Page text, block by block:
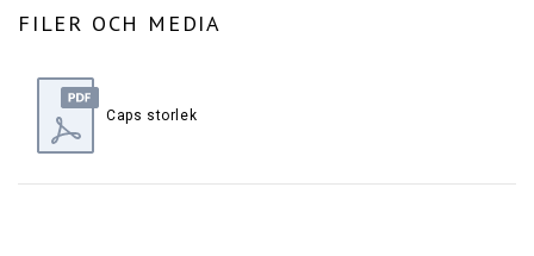
FILER OCH MEDIA
Caps storlek